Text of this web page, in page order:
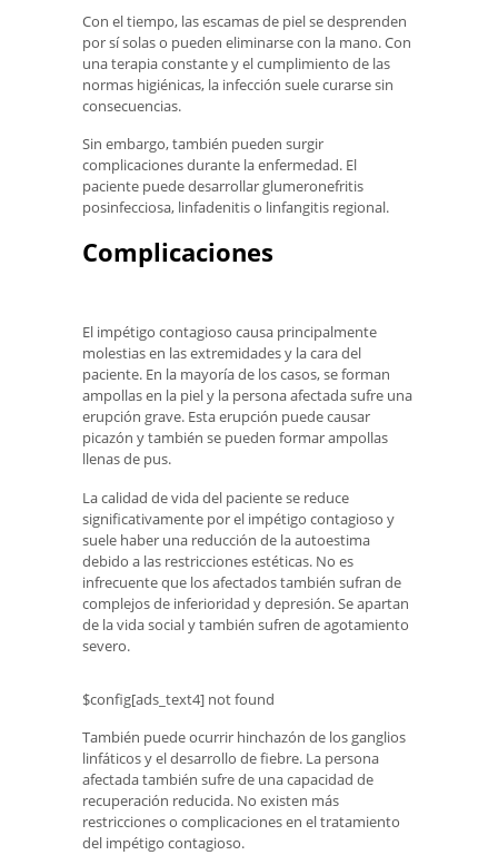
Con el tiempo, las escamas de piel se desprenden
por sí solas o pueden eliminarse con la mano. Con
una terapia constante y el cumplimiento de las
normas higiénicas, la infección suele curarse sin
consecuencias.
Sin embargo, también pueden surgir
complicaciones durante la enfermedad. El
paciente puede desarrollar glumeronefritis
posinfecciosa, linfadenitis o linfangitis regional.
Complicaciones
El impétigo contagioso causa principalmente
molestias en las extremidades y la cara del
paciente. En la mayoría de los casos, se forman
ampollas en la piel y la persona afectada sufre una
erupción grave. Esta erupción puede causar
picazón y también se pueden formar ampollas
llenas de pus.
La calidad de vida del paciente se reduce
significativamente por el impétigo contagioso y
suele haber una reducción de la autoestima
debido a las restricciones estéticas. No es
infrecuente que los afectados también sufran de
complejos de inferioridad y depresión. Se apartan
de la vida social y también sufren de agotamiento
severo.
$config[ads_text4] not found
También puede ocurrir hinchazón de los ganglios
linfáticos y el desarrollo de fiebre. La persona
afectada también sufre de una capacidad de
recuperación reducida. No existen más
restricciones o complicaciones en el tratamiento
del impétigo contagioso.